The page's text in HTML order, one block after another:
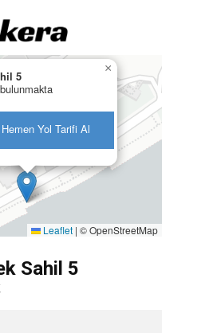
5
Yol Tarifi Al
×
Leaflet | © OpenStreetMap
Sahil 5